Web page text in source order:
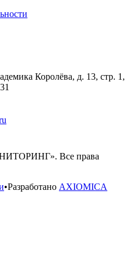
Королёва, д. 13, стр. 1,
Все права
•Разработано AXIOMICA